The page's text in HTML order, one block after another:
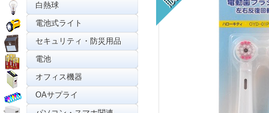
白熱球
電池式ライト
セキュリティ・防災用品
電池
オフィス機器
OAサプライ